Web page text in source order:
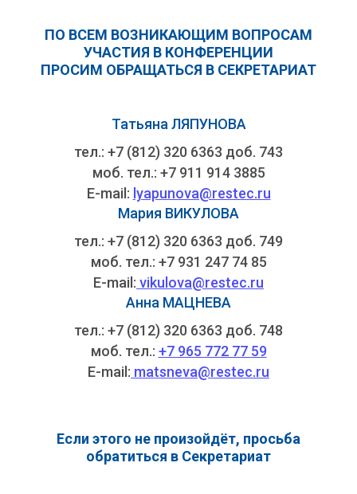
ПО ВСЕМ ВОЗНИКАЮЩИМ ВОПРОСАМ
УЧАСТИЯ В КОНФЕРЕНЦИИ
ПРОСИМ ОБРАЩАТЬСЯ В СЕКРЕТАРИАТ
Татьяна ЛЯПУНОВА
тел.: +7 (812) 320 6363 доб. 743
моб. тел.: +7 911 914 3885
E-mail: lyapunova@restec.ru
Мария ВИКУЛОВА
тел.: +7 (812) 320 6363 доб. 749
моб. тел.: +7 931 247 74 85
E-mail: vikulova@restec.ru
Анна МАЦНЕВА
тел.: +7 (812) 320 6363 доб. 748
моб. тел.: +7 965 772 77 59
E-mail: matsneva@restec.ru
Если этого не произойдёт, просьба
обратиться в Секретариат